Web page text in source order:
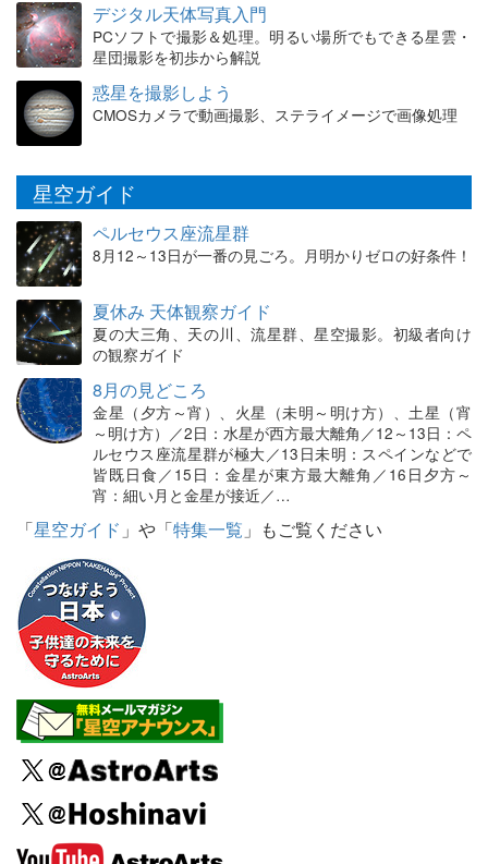
デジタル天体写真入門
PCソフトで撮影＆処理。明るい場所でもできる星雲・
星団撮影を初歩から解説
惑星を撮影しよう
CMOSカメラで動画撮影、ステライメージで画像処理
星空ガイド
ペルセウス座流星群
8月12～13日が一番の見ごろ。月明かりゼロの好条件！
夏休み 天体観察ガイド
夏の大三角、天の川、流星群、星空撮影。初級者向け
の観察ガイド
8月の見どころ
金星（夕方～宵）、火星（未明～明け方）、土星（宵
～明け方）／2日：水星が西方最大離角／12～13日：ペ
ルセウス座流星群が極大／13日未明：スペインなどで
皆既日食／15日：金星が東方最大離角／16日夕方～
宵：細い月と金星が接近／…
「星空ガイド 」や「特集一覧 」もご覧ください